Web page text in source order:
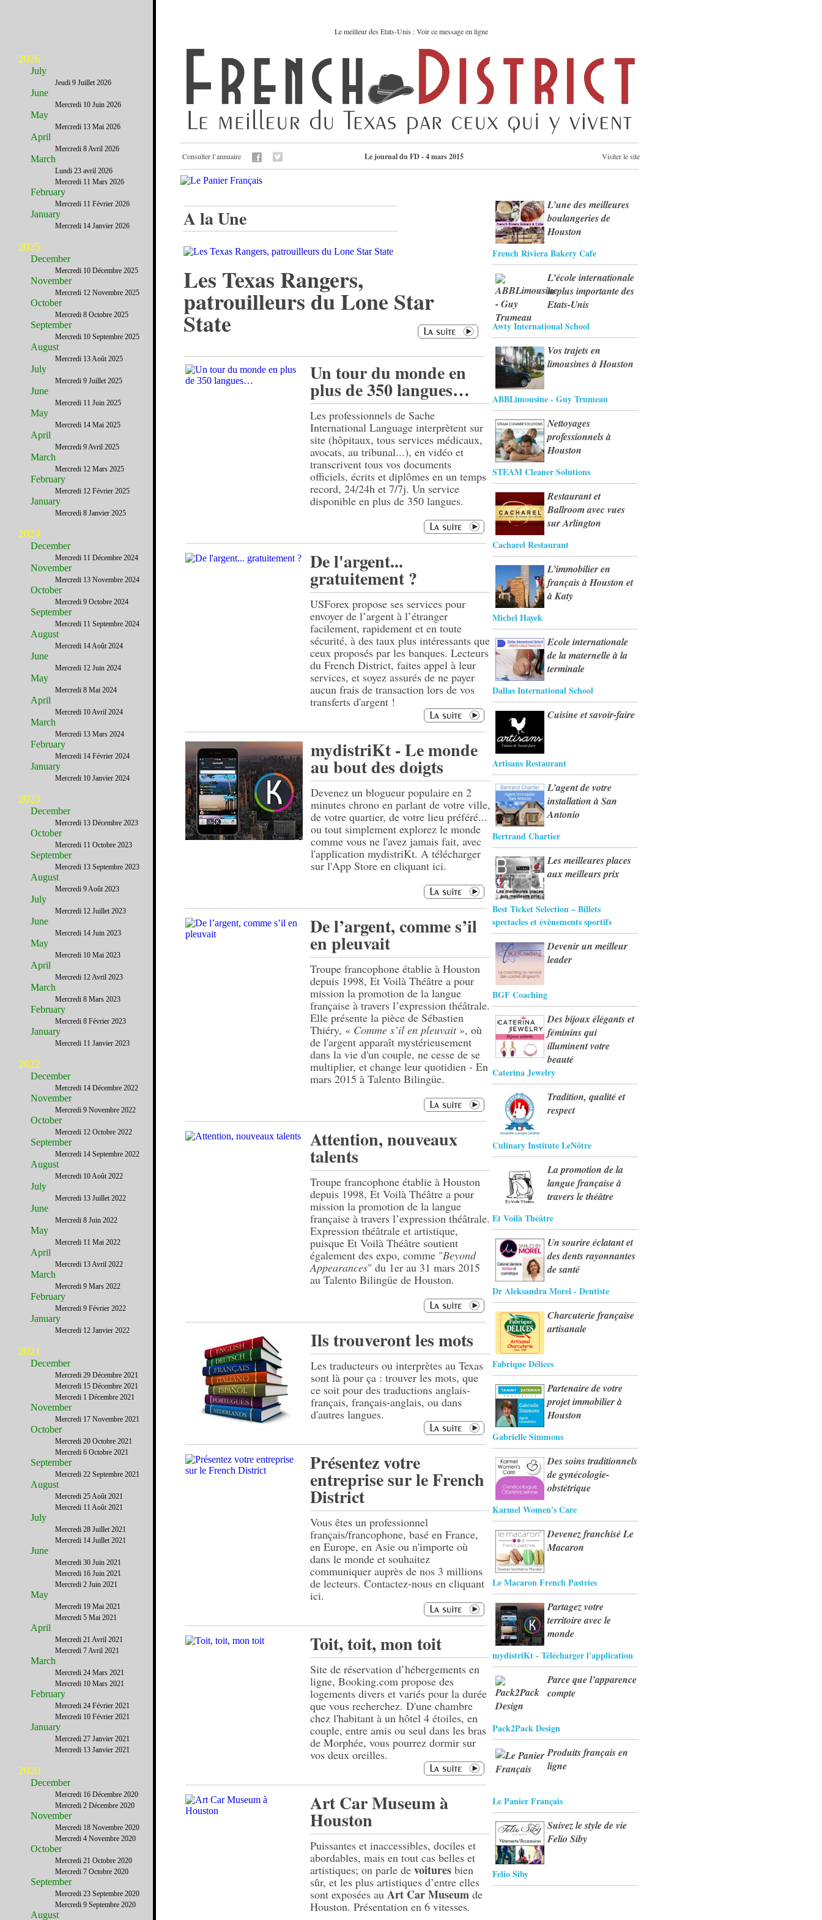
Le meilleur des Etats-Unis : Voir ce message en ligne
Consulter l’annuaire Le journal du FD - 4 mars 2015 Visiter le site
A la Une
Les Texas Rangers,
patrouilleurs du Lone Star
State
Un tour du monde en
plus de 350 langues…
Les professionnels de Sache
International Language interprètent sur
site (hôpitaux, tous services médicaux,
avocats, au tribunal...), en vidéo et
transcrivent tous vos documents
officiels, écrits et diplômes en un temps
record, 24/24h et 7/7j. Un service
disponible en plus de 350 langues.
De l'argent...
gratuitement ?
USForex propose ses services pour
envoyer de l’argent à l’étranger
facilement, rapidement et en toute
sécurité, à des taux plus intéressants que
ceux proposés par les banques. Lecteurs
du French District, faites appel à leur
services, et soyez assurés de ne payer
aucun frais de transaction lors de vos
transferts d'argent !
mydistriKt - Le monde
au bout des doigts
Devenez un blogueur populaire en 2
minutes chrono en parlant de votre ville,
de votre quartier, de votre lieu préféré...
ou tout simplement explorez le monde
comme vous ne l'avez jamais fait, avec
l'application mydistriKt. A télécharger
sur l'App Store en cliquant ici.
De l’argent, comme s’il
en pleuvait
Troupe francophone établie à Houston
depuis 1998, Et Voilà Théâtre a pour
mission la promotion de la langue
française à travers l’expression théâtrale.
Elle présente la pièce de Sébastien
Thiéry, « Comme s’il en pleuvait», où
de l'argent apparaît mystérieusement
dans la vie d'un couple, ne cesse de se
multiplier, et change leur quotidien - En
mars 2015 à Talento Bilingüe.
Attention, nouveaux
talents
Troupe francophone établie à Houston
depuis 1998, Et Voilà Théâtre a pour
mission la promotion de la langue
française à travers l’expression théâtrale.
Expression théâtrale et artistique,
puisque Et Voilà Théâtre soutient
également des expo, comme "Beyond
Appearances" du 1er au 31 mars 2015
au Talento Bilingüe de Houston.
Ils trouveront les mots
Les traducteurs ou interprètes au Texas
sont là pour ça : trouver les mots, que
ce soit pour des traductions anglais-
français, français-anglais, ou dans
d'autres langues.
Présentez votre
entreprise sur le French
District
Vous êtes un professionnel
français/francophone, basé en France,
en Europe, en Asie ou n'importe où
dans le monde et souhaitez
communiquer auprès de nos 3 millions
de lecteurs. Contactez-nous en cliquant
ici.
Toit, toit, mon toit
Site de réservation d’hébergements en
ligne, Booking.com propose des
logements divers et variés pour la durée
que vous recherchez. D'une chambre
chez l'habitant à un hôtel 4 étoiles, en
couple, entre amis ou seul dans les bras
de Morphée, vous pourrez dormir sur
vos deux oreilles.
Art Car Museum à
Houston
Puissantes et inaccessibles, dociles et
abordables, mais en tout cas belles et
artistiques; on parle de voitures bien
sûr, et les plus artistiques d’entre elles
sont exposées au Art Car Museum de
Houston. Présentation en 6 vitesses.
L’une des meilleures
boulangeries de
Houston
French Riviera Bakery Cafe
L’école internationale
la plus importante des
Etats-Unis
Awty International School
Vos trajets en
limousines à Houston
ABBLimousine - Guy Trumeau
Nettoyages
professionnels à
Houston
STEAM Cleaner Solutions
Restaurant et
Ballroom avec vues
sur Arlington
Cacharel Restaurant
L’immobilier en
français à Houston et
à Katy
Michel Hayek
Ecole internationale
de la maternelle à la
terminale
Dallas International School
Cuisine et savoir-faire
Artisans Restaurant
L’agent de votre
installation à San
Antonio
Bertrand Chartier
Les meilleures places
aux meilleurs prix
Best Ticket Selection – Billets
spectacles et évènements sportifs
Devenir un meilleur
leader
BGF Coaching
Des bijoux élégants et
féminins qui
illuminent votre
beauté
Caterina Jewelry
Tradition, qualité et
respect
Culinary Institute LeNôtre
La promotion de la
langue française à
travers le théâtre
Et Voilà Théâtre
Un sourire éclatant et
des dents rayonnantes
de santé
Dr Aleksandra Morel - Dentiste
Charcuterie française
artisanale
Fabrique Délices
Partenaire de votre
projet immobilier à
Houston
Gabrielle Simmons
Des soins traditionnels
de gynécologie-
obstétrique
Karmel Women's Care
Devenez franchisé Le
Macaron
Le Macaron French Pastries
Partagez votre
territoire avec le
monde
mydistriKt - Télécharger l'application
Parce que l’apparence
compte
Pack2Pack Design
Produits français en
ligne
Le Panier Français
Suivez le style de vie
Felio Siby
Felio Siby
2026
July
Jeudi 9 Juillet 2026
June
Mercredi 10 Juin 2026
May
Mercredi 13 Mai 2026
April
Mercredi 8 Avril 2026
March
Lundi 23 avril 2026
Mercredi 11 Mars 2026
February
Mercredi 11 Février 2026
January
Mercredi 14 Janvier 2026
2025
December
Mercredi 10 Décembre 2025
November
Mercredi 12 Novembre 2025
October
Mercredi 8 Octobre 2025
September
Mercredi 10 Septembre 2025
August
Mercredi 13 Août 2025
July
Mercredi 9 Juillet 2025
June
Mercredi 11 Juin 2025
May
Mercredi 14 Mai 2025
April
Mercredi 9 Avril 2025
March
Mercredi 12 Mars 2025
February
Mercredi 12 Février 2025
January
Mercredi 8 Janvier 2025
2024
December
Mercredi 11 Décembre 2024
November
Mercredi 13 Novembre 2024
October
Mercredi 9 Octobre 2024
September
Mercredi 11 Septembre 2024
August
Mercredi 14 Août 2024
June
Mercredi 12 Juin 2024
May
Mercredi 8 Mai 2024
April
Mercredi 10 Avril 2024
March
Mercredi 13 Mars 2024
February
Mercredi 14 Février 2024
January
Mercredi 10 Janvier 2024
2023
December
Mercredi 13 Décembre 2023
October
Mercredi 11 Octobre 2023
September
Mercredi 13 Septembre 2023
August
Mercredi 9 Août 2023
July
Mercredi 12 Juillet 2023
June
Mercredi 14 Juin 2023
May
Mercredi 10 Mai 2023
April
Mercredi 12 Avril 2023
March
Mercredi 8 Mars 2023
February
Mercredi 8 Février 2023
January
Mercredi 11 Janvier 2023
2022
December
Mercredi 14 Décembre 2022
November
Mercredi 9 Novembre 2022
October
Mercredi 12 Octobre 2022
September
Mercredi 14 Septembre 2022
August
Mercredi 10 Août 2022
July
Mercredi 13 Juillet 2022
June
Mercredi 8 Juin 2022
May
Mercredi 11 Mai 2022
April
Mercredi 13 Avril 2022
March
Mercredi 9 Mars 2022
February
Mercredi 9 Février 2022
January
Mercredi 12 Janvier 2022
2021
December
Mercredi 29 Décembre 2021
Mercredi 15 Décembre 2021
Mercredi 1 Décembre 2021
November
Mercredi 17 Novembre 2021
October
Mercredi 20 Octobre 2021
Mercredi 6 Octobre 2021
September
Mercredi 22 Septembre 2021
August
Mercredi 25 Août 2021
Mercredi 11 Août 2021
July
Mercredi 28 Juillet 2021
Mercredi 14 Juillet 2021
June
Mercredi 30 Juin 2021
Mercredi 16 Juin 2021
Mercredi 2 Juin 2021
May
Mercredi 19 Mai 2021
Mercredi 5 Mai 2021
April
Mercredi 21 Avril 2021
Mercredi 7 Avril 2021
March
Mercredi 24 Mars 2021
Mercredi 10 Mars 2021
February
Mercredi 24 Février 2021
Mercredi 10 Février 2021
January
Mercredi 27 Janvier 2021
Mercredi 13 Janvier 2021
2020
December
Mercredi 16 Décembre 2020
Mercredi 2 Décembre 2020
November
Mercredi 18 Novembre 2020
Mercredi 4 Novembre 2020
October
Mercredi 21 Octobre 2020
Mercredi 7 Octobre 2020
September
Mercredi 23 Septembre 2020
Mercredi 9 Septembre 2020
August